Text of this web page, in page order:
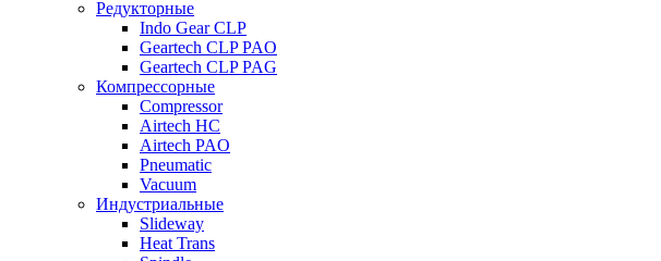
Редукторные
Indo Gear CLP
Geartech CLP PAO
Geartech CLP PAG
Компрессорные
Compressor
Airtech HC
Airtech PAO
Pneumatic
Vacuum
Индустриальные
Slideway
Heat Trans